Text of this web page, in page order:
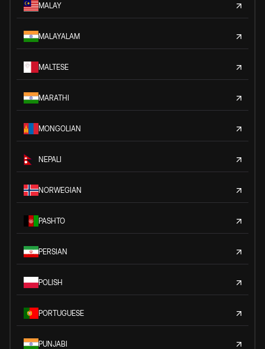
MALAY
MALAYALAM
MALTESE
MARATHI
MONGOLIAN
NEPALI
NORWEGIAN
PASHTO
PERSIAN
POLISH
PORTUGUESE
PUNJABI